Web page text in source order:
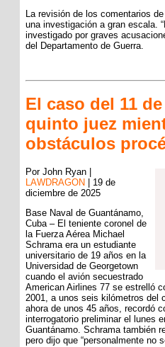
La revisión de los comentarios
una investigación a gran escala.
investigado por graves
del Departamento de Guerra.
El caso del 11
quinto juez
obstáculos
Por John Ryan |
LAWDRAGON | 19 de
diciembre de 2025
Base Naval de Guantánamo,
Cuba – El teniente coronel de
la Fuerza Aérea Michael
Schrama era un estudiante
universitario de 19 años en la
Universidad de Georgetown
cuando el avión secuestrado
American Airlines 77 se estrelló
2001, a unos seis kilómetros del
ahora de unos 45 años, recordó
interrogatorio preliminar el lunes
Guantánamo. Schrama también
pero dijo que “personalmente no